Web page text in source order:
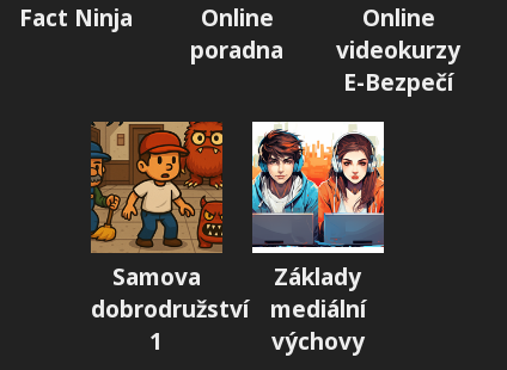
Fact Ninja
Online
poradna
Online
videokurzy
E-Bezpečí
Samova
dobrodružství
1
Základy
mediální
výchovy